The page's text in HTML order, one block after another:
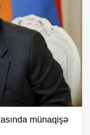
münaqişə